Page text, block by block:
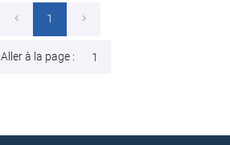
1
Aller à la page :